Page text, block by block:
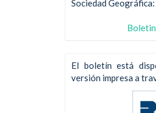
Sociedad Geográfica:
El boletín está
versión impresa a